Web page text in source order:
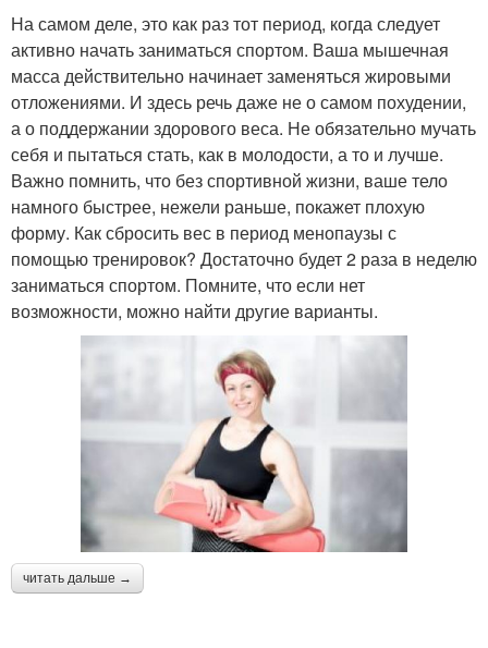
На самом деле, это как раз тот период, когда следует
активно начать заниматься спортом. Ваша мышечная
масса действительно начинает заменяться жировыми
отложениями. И здесь речь даже не о самом похудении,
а о поддержании здорового веса. Не обязательно мучать
себя и пытаться стать, как в молодости, а то и лучше.
Важно помнить, что без спортивной жизни, ваше тело
намного быстрее, нежели раньше, покажет плохую
форму. Как сбросить вес в период менопаузы с
помощью тренировок? Достаточно будет 2 раза в неделю
заниматься спортом. Помните, что если нет
возможности, можно найти другие варианты.
читать дальше →